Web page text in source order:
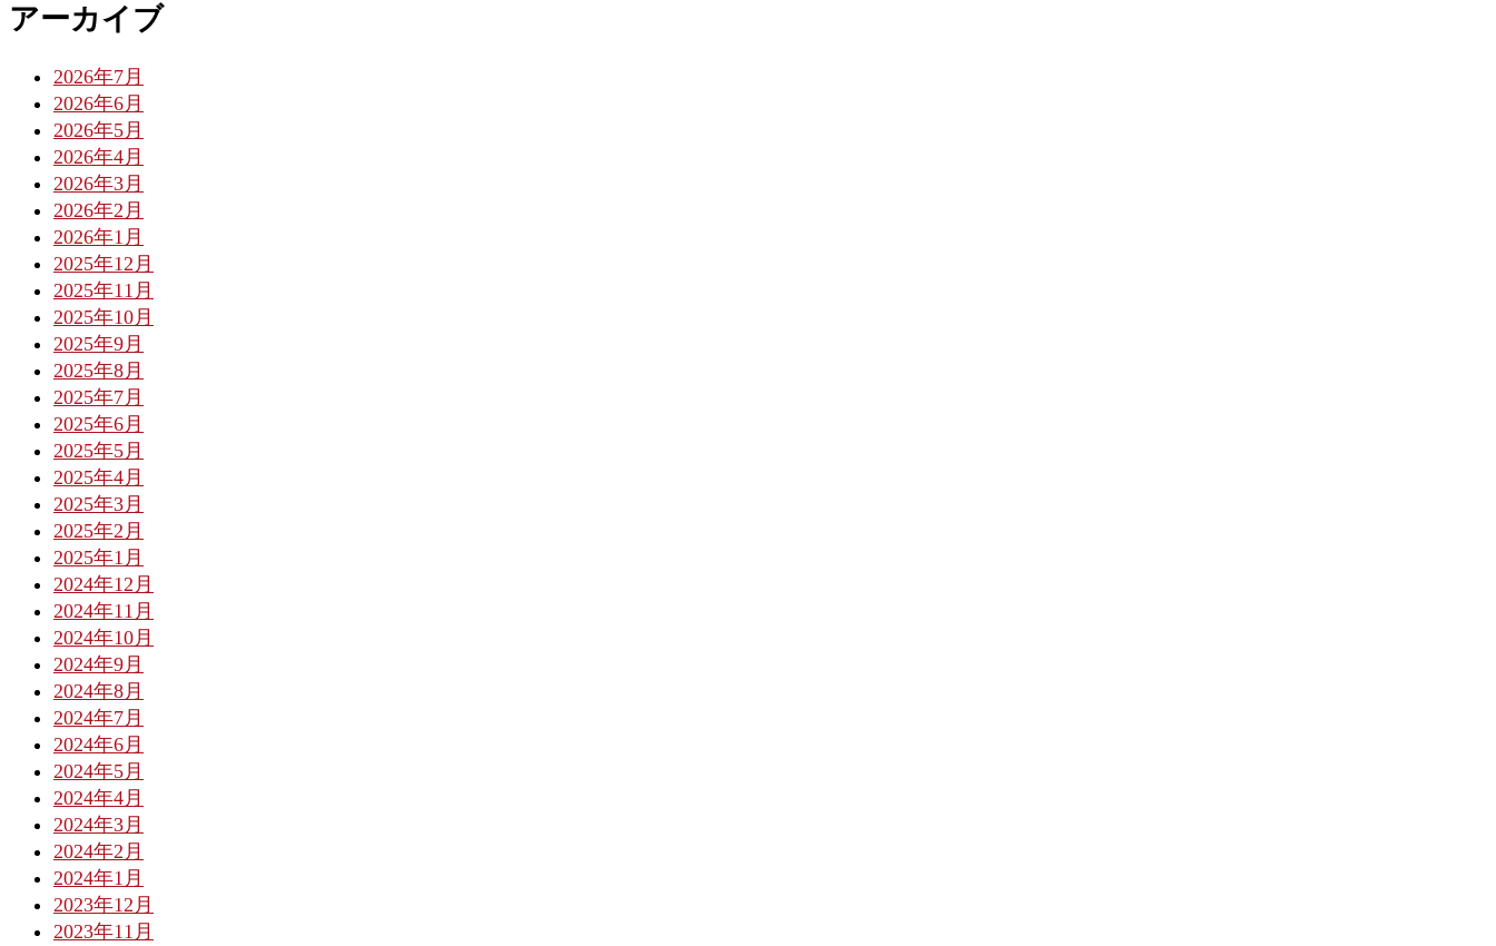
アーカイブ
2026年7月
2026年6月
2026年5月
2026年4月
2026年3月
2026年2月
2026年1月
2025年12月
2025年11月
2025年10月
2025年9月
2025年8月
2025年7月
2025年6月
2025年5月
2025年4月
2025年3月
2025年2月
2025年1月
2024年12月
2024年11月
2024年10月
2024年9月
2024年8月
2024年7月
2024年6月
2024年5月
2024年4月
2024年3月
2024年2月
2024年1月
2023年12月
2023年11月